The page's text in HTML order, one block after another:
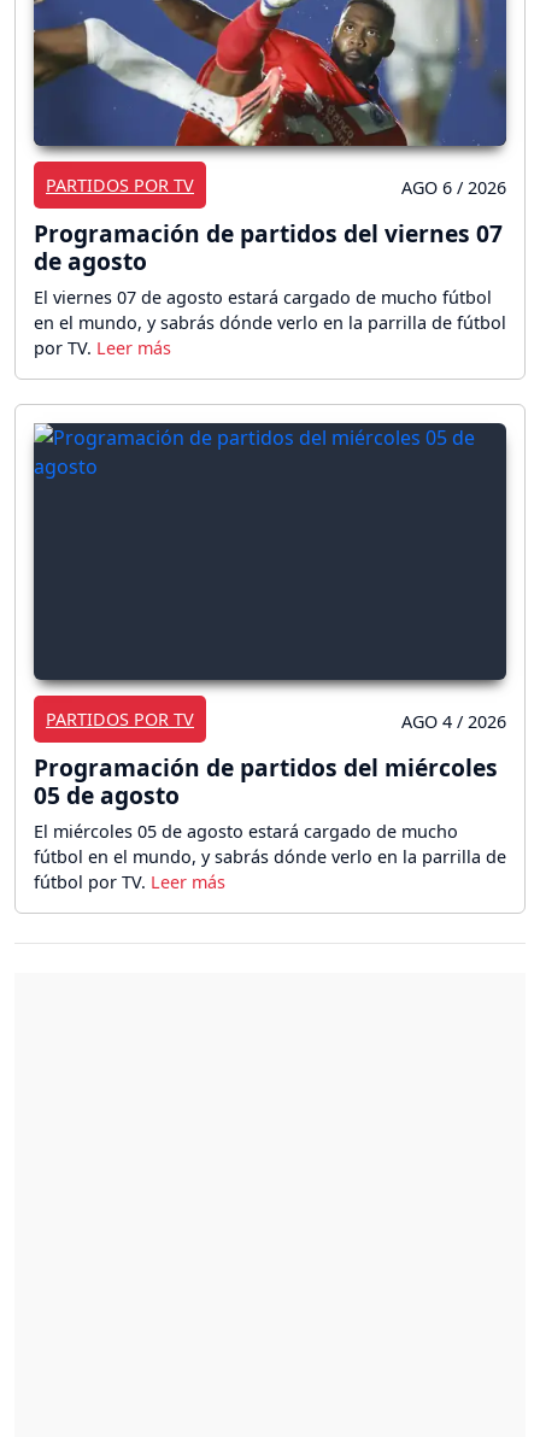
PARTIDOS POR TV AGO 6 / 2026
Programación de partidos del viernes 07
de agosto
El viernes 07 de agosto estará cargado de mucho fútbol
en el mundo, y sabrás dónde verlo en la parrilla de fútbol
por TV.
PARTIDOS POR TV AGO 4 / 2026
Programación de partidos del miércoles
05 de agosto
El miércoles 05 de agosto estará cargado de mucho
fútbol en el mundo, y sabrás dónde verlo en la parrilla de
fútbol por TV.